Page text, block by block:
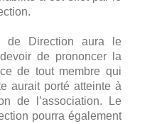
de Direction aura le
de prononcer la
de tout membre qui
aurait porté atteinte à
de l’association. Le
pourra également